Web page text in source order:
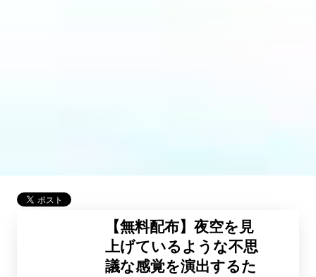
【無料配布】夜空を見
上げているような不思
議な感覚を演出するた